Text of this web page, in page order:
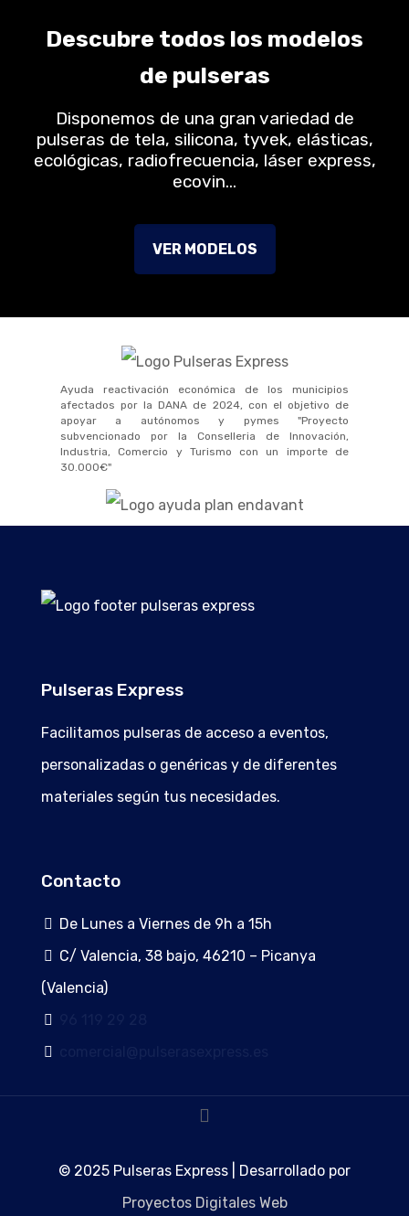
Descubre todos los modelos
de pulseras
Disponemos de una gran variedad de
pulseras de tela, silicona, tyvek, elásticas,
ecológicas, radiofrecuencia, láser express,
ecovin…
VER MODELOS
Ayuda reactivación económica de los municipios
afectados por la DANA de 2024, con el objetivo de
apoyar a autónomos y pymes "Proyecto
subvencionado por la Conselleria de Innovación,
Industria, Comercio y Turismo con un importe de
30.000€"
Pulseras Express
Facilitamos pulseras de acceso a eventos,
personalizadas o genéricas y de diferentes
materiales según tus necesidades.
Contacto
De Lunes a Viernes de 9h a 15h
C/ Valencia, 38 bajo, 46210 – Picanya
(Valencia)
© 2025 Pulseras Express | Desarrollado por
Proyectos Digitales Web